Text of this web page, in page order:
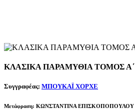
ΚΛΑΣΙΚΑ ΠΑΡΑΜΥΘΙΑ ΤΟΜΟΣ Α΄
Συγγραφέας: ΜΠΟΥΚΑΪ ΧΟΡΧΕ
Μετάφραση: ΚΩΝΣΤΑΝΤΙΝΑ ΕΠΙΣΚΟΠΟΠΟΥΛΟΥ